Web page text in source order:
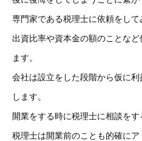
専門家である税理士に依頼をして
出資比率や資本金の額のことな
ます。
会社は設立をした段階から仮に
します。
開業をする時に税理士に相談をす
税理士は開業前のことも的確に